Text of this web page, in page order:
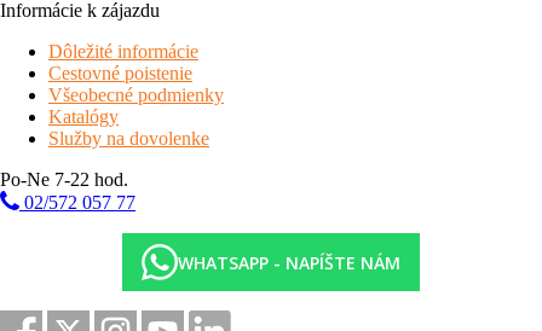
Informácie k zájazdu
Dôležité informácie
Cestovné poistenie
Všeobecné podmienky
Katalógy
Služby na dovolenke
Po-Ne 7-22 hod.
02/572 057 77
WHATSAPP - NAPÍŠTE NÁM